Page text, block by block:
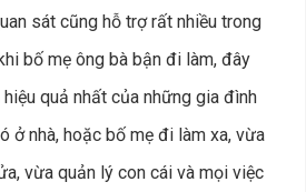
sát cũng hỗ trợ rất nhiều trong
bố mẹ ông bà bận đi làm, đây
quả nhất của những gia đình
ở nhà, hoặc bố mẹ đi làm xa, vừa
vừa quản lý con cái và mọi việc